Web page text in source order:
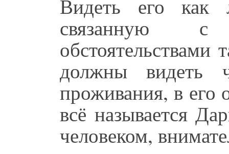
Видеть его как
связанную с
должны видеть
проживания, в его
всё называется
человеком,